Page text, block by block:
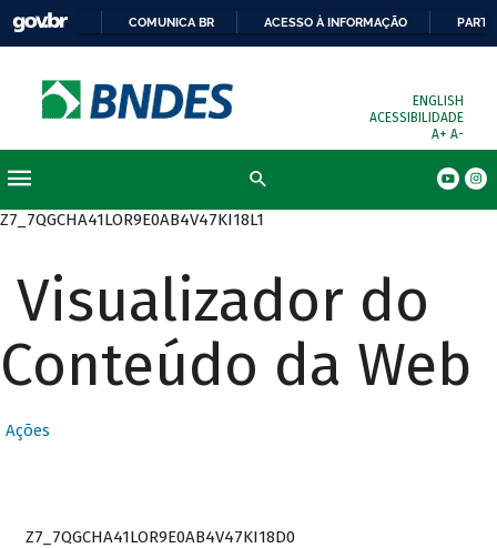
COMUNICA BR ACESSO À INFORMAÇÃO
ENGLISH
ACESSIBILIDADE
A+ A-
Z7_7QGCHA41LOR9E0AB4V47KI18L1
Visualizador do
Conteúdo da Web
Ações
Z7_7QGCHA41LOR9E0AB4V47KI18D0